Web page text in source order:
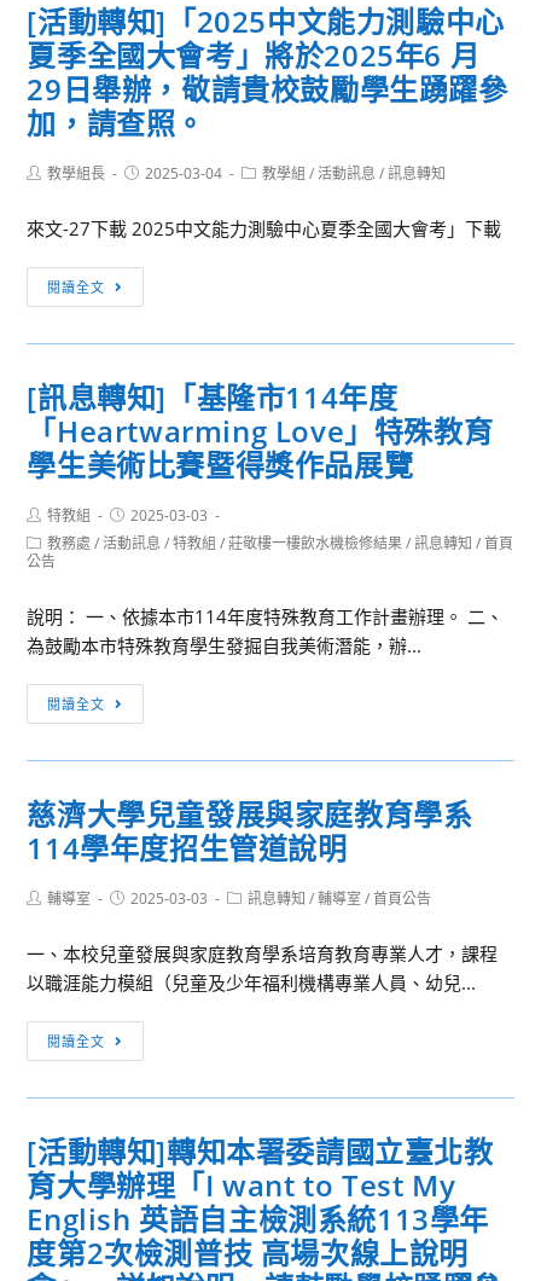
鼓
勵
師
生
躍
與。
代
傳
聲
I」
「數
位
音
樂
研
習」
[活動轉知]「2025中文能力測驗中心
夏季全國大會考」將於2025年6 月
29日舉辦，敬請貴校鼓勵學生踴躍參
加，請查照。
Post教學組長
Post2025-03-04
Post教學組 / 活動訊息 / 訊息轉知
來文-27下載 2025中文能力測驗中心夏季全國大會考」下載
閱讀全文
動
轉
「2025
中
文
能
力
測
心
夏
季
會
考」
將
於
年
6
日
舉
敬
請
貴
校
鼓
[訊息轉知]「基隆市114年度
「Heartwarming Love」特殊教育
學生美術比賽暨得獎作品展覽
Post
author:
特教組
Post
published:
2025-03-03
Post
category:
教務處 / 活動訊息 / 特教組 / 莊敬樓一樓飲水機檢修結果 / 訊息轉知 / 首頁
公告
說明： 一、依據本市114年度特殊教育工作計畫辦理。 二、
為鼓勵本市特殊教育學生發掘自我美術潛能，辦...
閱讀全文
息
轉
「基
隆
114
度
「Heartwarming
Love」
教
學
生
美
術
慈濟大學兒童發展與家庭教育學系
114學年度招生管道說明
Post輔導室
Post2025-03-03
Post訊息轉知 / 輔導室 / 首頁公告
一、本校兒童發展與家庭教育學系培育教育專業人才，課程
以職涯能力模組（兒童及少年福利機構專業人員、幼兒...
閱讀全文
濟
大
兒
童
發
展
與
[活動轉知]轉知本署委請國立臺北教
育大學辦理「I want to Test My
English 英語自主檢測系統113學年
度第2次檢測普技 高場次線上說明